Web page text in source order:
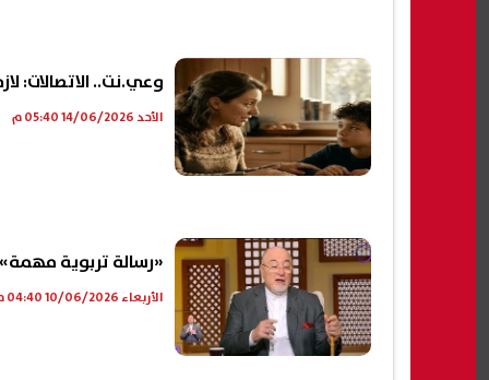
وعي.نت.. الاتصالات:
الأحد 14/06/2026 05:40 م
«رسالة تربوية
الأربعاء 10/06/2026 04:40 م